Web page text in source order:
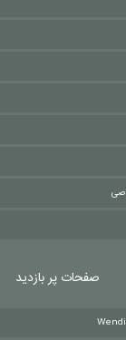
صفحات پر بازدید